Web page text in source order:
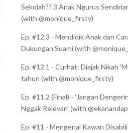
Sekolah?? 3 Anak Ngurus
(with @monique_firsty)
Ep. #12.3 - Mendidik Anak dan
Dukungan Suami (with
Ep. #12.1 - Curhat: Diajak Nikah
tahun (with @monique_firsty)
Ep. #11.2 (Final) - 'Jangan
Nggak Relevan' (with
Ep. #11 - Mengenal Kawan